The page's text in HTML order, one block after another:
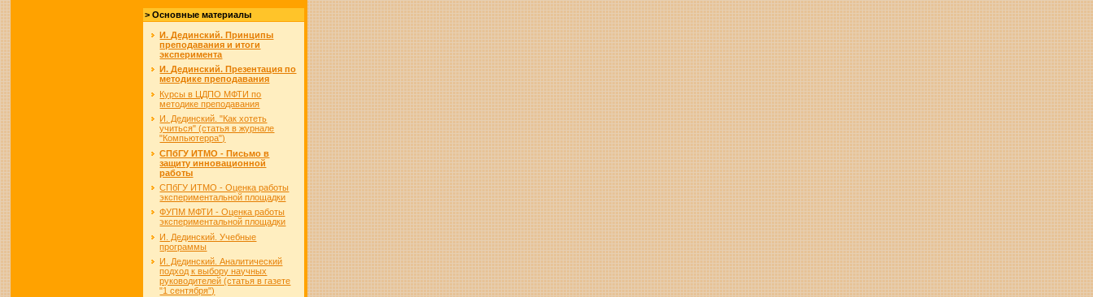
> Основные материалы
И. Дединский. Принципы
преподавания и итоги
эксперимента
И. Дединский. Презентация по
методике преподавания
Курсы в ЦДПО МФТИ по
методике преподавания
И. Дединский. "Как хотеть
учиться" (статья в журнале
"Компьютерра")
СПбГУ ИТМО - Письмо в
защиту инновационной
работы
СПбГУ ИТМО - Оценка работы
экспериментальной площадки
ФУПМ МФТИ - Оценка работы
экспериментальной площадки
И. Дединский. Учебные
программы
И. Дединский. Аналитический
подход к выбору научных
руководителей (статья в газете
"1 сентября")